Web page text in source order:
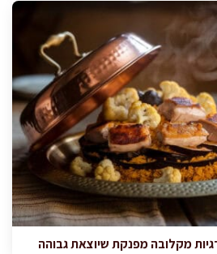
מקלובה מפנקת שיוצאת גבוהה